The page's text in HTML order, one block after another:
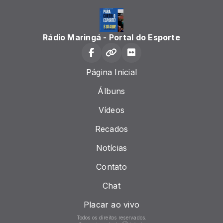
Rádio Maringá - Portal do Esporte
Página Inicial
Álbuns
Vídeos
Recados
Notícias
Contato
Chat
Placar ao vivo
Todos os direitos reservados.